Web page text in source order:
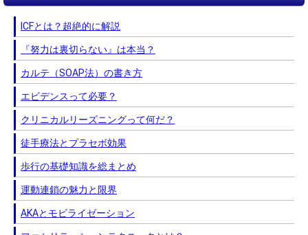
ICFとは？超絶的に解説
『努力は裏切らない』は本当？
カルテ（SOAP法）の書き方
エビデンスって必要？
クリニカルリーズニングって何だ？
徒手療法とプラセボ効果
歩行の基礎知識を総まとめ
運動連鎖の魅力と限界
AKAとモビライゼーション